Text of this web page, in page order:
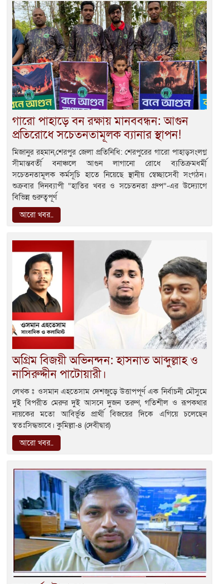
গারো পাহাড়ে বন রক্ষায় মানববন্ধন: আগুন
প্রতিরোধে সচেতনতামূলক ব্যানার স্থাপন!
মিজানুর রহমান,শেরপুর জেলা প্রতিনিধি: শেরপুরের গারো পাহাড়সংলগ্ন
সীমান্তবর্তী বনাঞ্চলে আগুন লাগানো রোধে ব্যতিক্রমধর্মী
সচেতনতামূলক কর্মসূচি হাতে নিয়েছে স্থানীয় স্বেচ্ছাসেবী সংগঠন।
শুক্রবার দিনব্যাপী “হাতির খবর ও সচেতনতা গ্রুপ”-এর উদ্যোগে
বিভিন্ন গুরুত্বপূর্ণ
আরো খবর..
অগ্রিম বিজয়ী অভিনন্দন: হাসনাত আব্দুল্লাহ ও
নাসিরুদ্দীন পাটোয়ারী।
লেখক ঃ ওসমান এহতেসাম দেশজুড়ে উত্তাপপূর্ণ এক নির্বাচনী মৌসুমে
দুই বিপরীত মেরুর দুই আসনে দুজন তরুণ, গতিশীল ও রূপকথার
নায়কের মতো আবির্ভূত প্রার্থী বিজয়ের দিকে এগিয়ে চলেছেন
স্বতঃসিদ্ধভাবে। কুমিল্লা-৪ (দেবীদ্বার)
আরো খবর..